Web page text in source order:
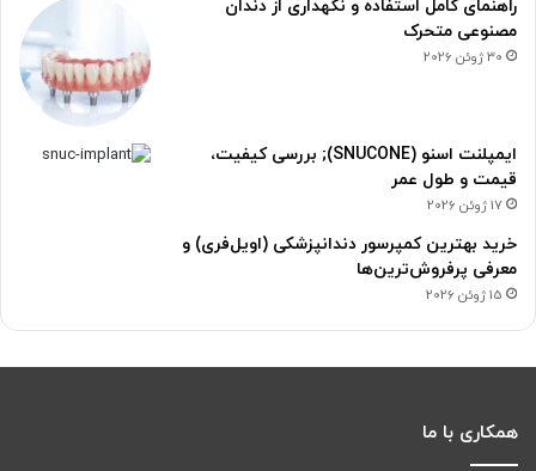
راهنمای کامل استفاده و نگهداری از دندان
مصنوعی متحرک
30 ژوئن 2026
ایمپلنت اسنو (SNUCONE); بررسی کیفیت،
قیمت و طول عمر
17 ژوئن 2026
خرید بهترین کمپرسور دندانپزشکی (اویل‌فری) و
معرفی پرفروش‌ترین‌ها
15 ژوئن 2026
همکاری با ما